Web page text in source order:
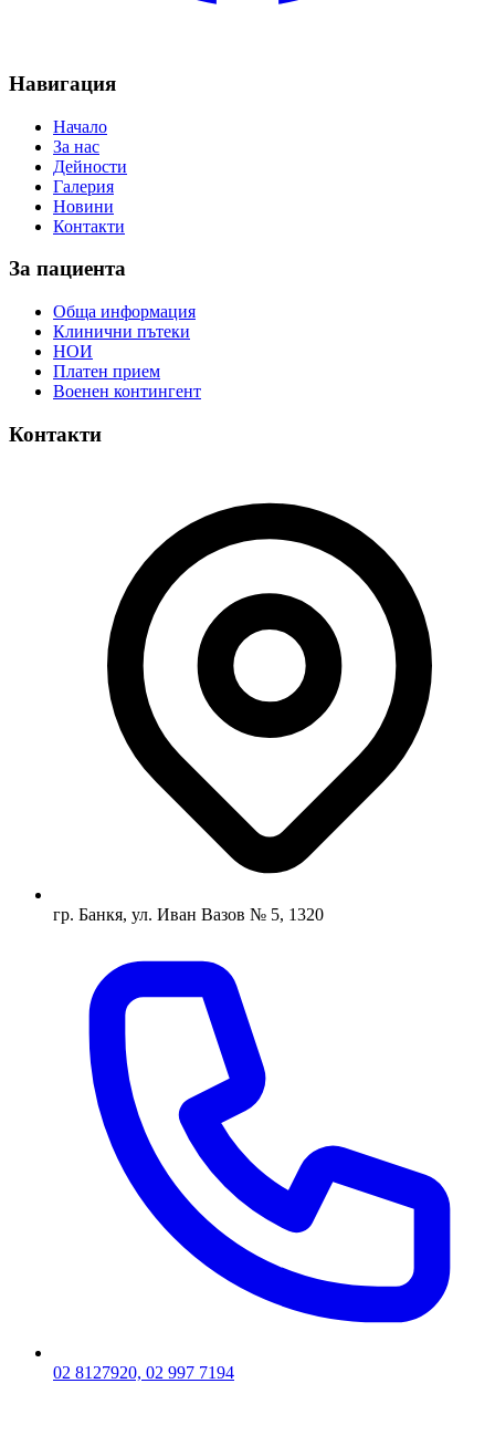
Навигация
Начало
За нас
Дейности
Галерия
Новини
Контакти
За пациента
Обща информация
Клинични пътеки
НОИ
Платен прием
Военен контингент
Контакти
гр. Банкя, ул. Иван Вазов № 5, 1320
02 8127920, 02 997 7194